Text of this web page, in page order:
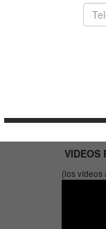
VIDEOS
(los vídeos